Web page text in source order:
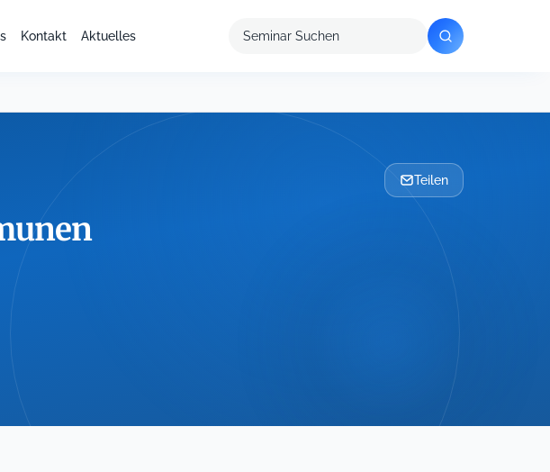
Kontakt Aktuelles
Seminar
Teilen